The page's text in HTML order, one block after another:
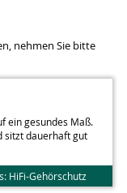
nehmen Sie bitte
ein gesundes Maß.
sitzt dauerhaft gut
HiFi-Gehörschutz